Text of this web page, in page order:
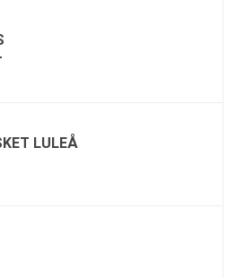
LULEÅ